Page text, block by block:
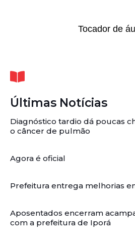
Tocador de
Últimas Notícias
Diagnóstico tardio dá poucas
o câncer de pulmão
Agora é oficial
Prefeitura entrega melhorias
Aposentados encerram
com a prefeitura de Iporá